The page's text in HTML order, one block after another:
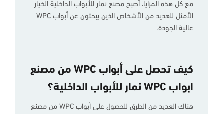
مع كل هذه المزايا، أصبح مصنع نمار للأبواب الداخلية الخيار
الأمثل للعديد من الأشخاص الذين يبحثون عن أبواب WPC
عالية الجودة.
كيف تحصل على أبواب WPC من مصنع
ابواب WPC نمار للأبواب الداخلية؟
هناك العديد من الطرق للحصول على أبواب WPC من مصنع